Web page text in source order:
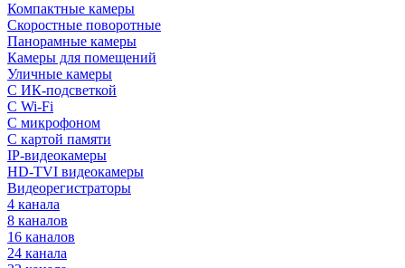
Компактные камеры
Скоростные поворотные
Панорамные камеры
Камеры для помещений
Уличные камеры
С ИК-подсветкой
С Wi-Fi
С микрофоном
С картой памяти
IP-видеокамеры
HD-TVI видеокамеры
Видеорегистраторы
4 канала
8 каналов
16 каналов
24 канала